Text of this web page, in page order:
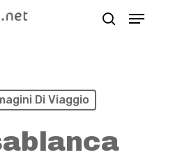
Menu
Di Viaggio